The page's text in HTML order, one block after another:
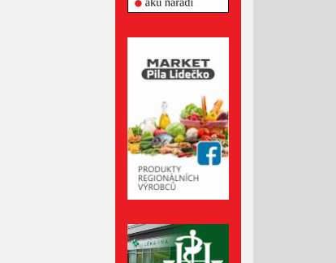
Září 2024
Srpen 2024
Červenec 2024
Květen 2024
Duben 2024
Březen 2024
Únor 2024
Prosinec 2023
Listopad 2023